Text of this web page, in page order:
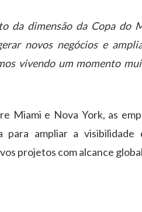
da dimensão da Copa do
novos negócios e
vivendo um momento
Miami e Nova York, as
para ampliar a
projetos com alcance